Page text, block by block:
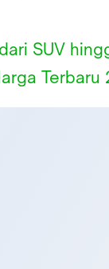
SUV
Terbaru